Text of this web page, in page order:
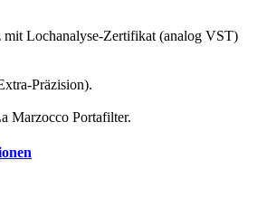
mit Lochanalyse-Zertifikat (analog VST)
Präzision).
Marzocco Portafilter.